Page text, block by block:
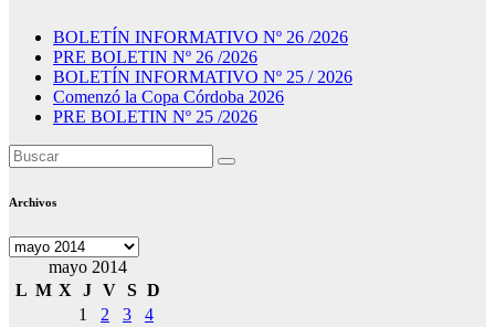
BOLETÍN INFORMATIVO Nº 26 /2026
PRE BOLETIN Nº 26 /2026
BOLETÍN INFORMATIVO Nº 25 / 2026
Comenzó la Copa Córdoba 2026
PRE BOLETIN Nº 25 /2026
Archivos
Archivos
mayo 2014
L M X J V S D
1
2 3
4